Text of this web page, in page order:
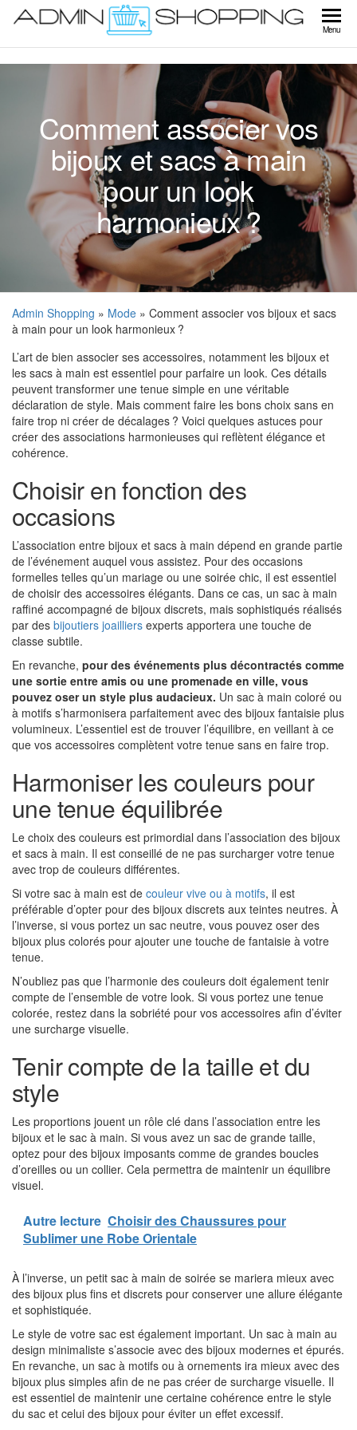
Menu
Comment associer vos
bijoux et sacs à main
pour un look
harmonieux ?
Admin Shopping » Mode » Comment associer vos bijoux et sacs
à main pour un look harmonieux ?
L’art de bien associer ses accessoires, notamment les bijoux et
les sacs à main est essentiel pour parfaire un look. Ces détails
peuvent transformer une tenue simple en une véritable
déclaration de style. Mais comment faire les bons choix sans en
faire trop ni créer de décalages ? Voici quelques astuces pour
créer des associations harmonieuses qui reflètent élégance et
cohérence.
Choisir en fonction des
occasions
L’association entre bijoux et sacs à main dépend en grande partie
de l’événement auquel vous assistez. Pour des occasions
formelles telles qu’un mariage ou une soirée chic, il est essentiel
de choisir des accessoires élégants. Dans ce cas, un sac à main
raffiné accompagné de bijoux discrets, mais sophistiqués réalisés
par des bijoutiers joailliers experts apportera une touche de
classe subtile.
En revanche, pour des événements plus décontractés comme
une sortie entre amis ou une promenade en ville, vous
pouvez oser un style plus audacieux. Un sac à main coloré ou
à motifs s’harmonisera parfaitement avec des bijoux fantaisie plus
volumineux. L’essentiel est de trouver l’équilibre, en veillant à ce
que vos accessoires complètent votre tenue sans en faire trop.
Harmoniser les couleurs pour
une tenue équilibrée
Le choix des couleurs est primordial dans l’association des bijoux
et sacs à main. Il est conseillé de ne pas surcharger votre tenue
avec trop de couleurs différentes.
Si votre sac à main est de couleur vive ou à motifs, il est
préférable d’opter pour des bijoux discrets aux teintes neutres. À
l’inverse, si vous portez un sac neutre, vous pouvez oser des
bijoux plus colorés pour ajouter une touche de fantaisie à votre
tenue.
N’oubliez pas que l’harmonie des couleurs doit également tenir
compte de l’ensemble de votre look. Si vous portez une tenue
colorée, restez dans la sobriété pour vos accessoires afin d’éviter
une surcharge visuelle.
Tenir compte de la taille et du
style
Les proportions jouent un rôle clé dans l’association entre les
bijoux et le sac à main. Si vous avez un sac de grande taille,
optez pour des bijoux imposants comme de grandes boucles
d’oreilles ou un collier. Cela permettra de maintenir un équilibre
visuel.
Autre lecture Choisir des Chaussures pour
Sublimer une Robe Orientale
À l’inverse, un petit sac à main de soirée se mariera mieux avec
des bijoux plus fins et discrets pour conserver une allure élégante
et sophistiquée.
Le style de votre sac est également important. Un sac à main au
design minimaliste s’associe avec des bijoux modernes et épurés.
En revanche, un sac à motifs ou à ornements ira mieux avec des
bijoux plus simples afin de ne pas créer de surcharge visuelle. Il
est essentiel de maintenir une certaine cohérence entre le style
du sac et celui des bijoux pour éviter un effet excessif.